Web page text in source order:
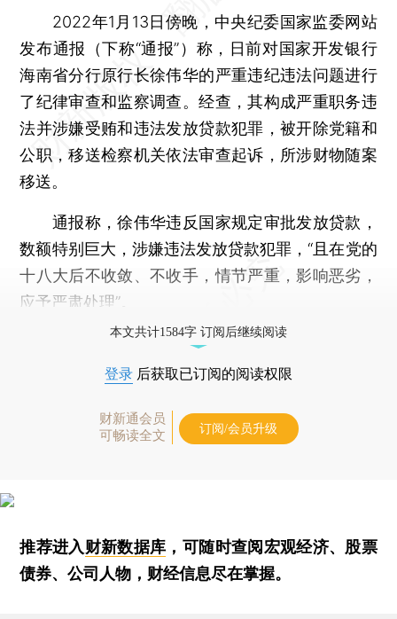
2022年1月13日傍晚，中央纪委国家监委网站
发布通报（下称“通报”）称，日前对国家开发银行
海南省分行原行长徐伟华的严重违纪违法问题进行
了纪律审查和监察调查。经查，其构成严重职务违
法并涉嫌受贿和违法发放贷款犯罪，被开除党籍和
公职，移送检察机关依法审查起诉，所涉财物随案
移送。
通报称，徐伟华违反国家规定审批发放贷款，
数额特别巨大，涉嫌违法发放贷款犯罪，“且在党的
十八大后不收敛、不收手，情节严重，影响恶劣，
应予严肃处理”。
本文共计1584字 订阅后继续阅读
登录 后获取已订阅的阅读权限
财新通会员
可畅读全文
订阅/会员升级
推荐进入财新数据库 ，可随时查阅宏观经济、股票
债券、公司人物，财经信息尽在掌握。